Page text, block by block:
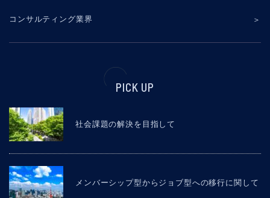
コンサルティング業界
PICK UP
社会課題の解決を目指して
メンバーシップ型からジョブ型への移行に関して